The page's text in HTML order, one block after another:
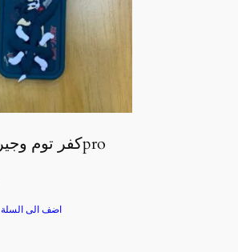
كفر توم وجيري زيتي 11pro
اضف الى السلة